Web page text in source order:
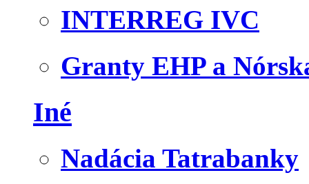
INTERREG IVC
Granty EHP a
Iné
Nadácia Tatrabanky